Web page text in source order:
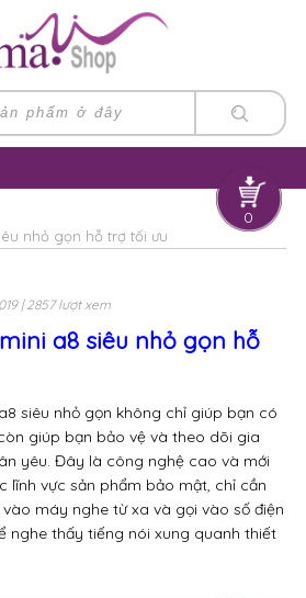
0
nhỏ gọn hỗ trợ tối ưu
| 2857 lượt xem
a8 siêu nhỏ gọn hỗ
siêu nhỏ gọn không chỉ giúp bạn có
giúp bạn bảo vệ và theo dõi gia
yêu. Đây là công nghệ cao và mới
lĩnh vực sản phẩm bảo mật, chỉ cần
máy nghe từ xa và gọi vào số điện
nghe thấy tiếng nói xung quanh thiết